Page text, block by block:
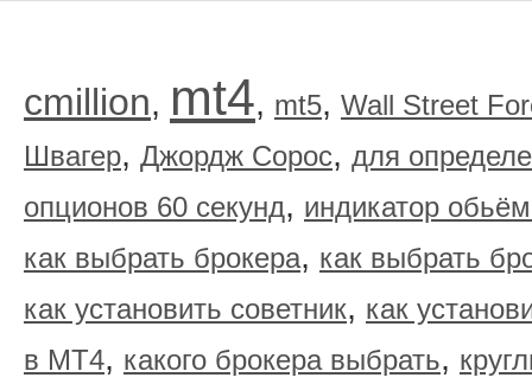
cmillion, mt4, mt5, Wall Street
Швагер, Джордж Сорос, для
опционов 60 секунд, индикатор
как выбрать брокера, как выбрать
как установить советник, как
в МТ4, какого брокера выбрать,